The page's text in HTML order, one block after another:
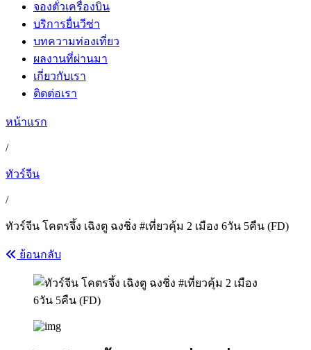
จองตั๋วเครื่องบิน
บริการยื่นวีซ่า
บทความท่องเที่ยว
ผลงานที่ผ่านมา
เกี่ยวกับเรา
ติดต่อเรา
หน้าแรก
/
ทัวร์จีน
/
ทัวร์จีน โคตรจึ้ง เฉิงตู ฉงชิ่ง #เที่ยวคุ้ม 2 เมือง 6วัน 5คืน (FD)
ย้อนกลับ